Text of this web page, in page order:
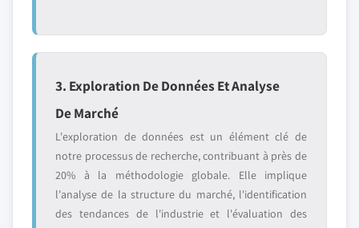
3. Exploration De Données Et Analyse
De Marché
L'exploration de données est un élément clé de
notre processus de recherche, contribuant à près de
20% à la méthodologie globale. Elle implique
l'analyse de la structure du marché, l'identification
des tendances de l'industrie et l'évaluation des